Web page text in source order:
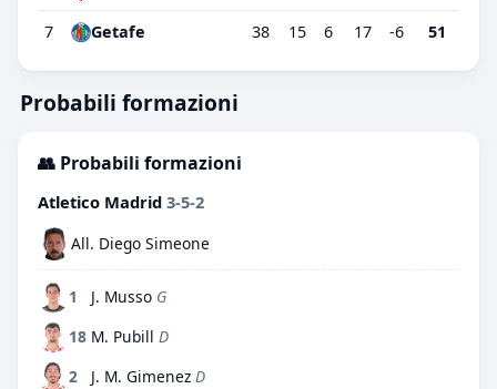
7 Getafe 38 15 6 17 -6 51
Probabili formazioni
👥 Probabili formazioni
Atletico Madrid 3-5-2
All. Diego Simeone
1 J. Musso G
18 M. Pubill D
2
J. M. Gimenez D